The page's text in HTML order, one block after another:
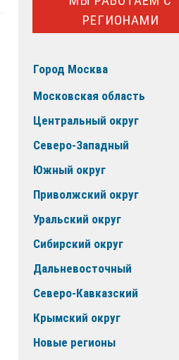
РЕГИОНАМИ
Город Москва
Московская область
Центральный округ
Северо-Западный
Южный округ
Приволжский округ
Уральский округ
Сибирский округ
Дальневосточный
Северо-Кавказский
Крымский округ
Новые регионы